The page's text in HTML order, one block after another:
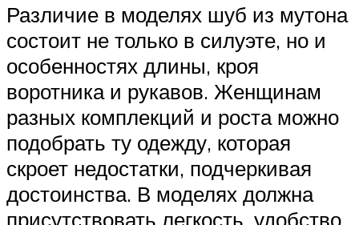
Различие в моделях шуб из мутона
состоит не только в силуэте, но и
особенностях длины, кроя
воротника и рукавов. Женщинам
разных комплекций и роста можно
подобрать ту одежду, которая
скроет недостатки, подчеркивая
достоинства. В моделях должна
присутствовать легкость, удобство,